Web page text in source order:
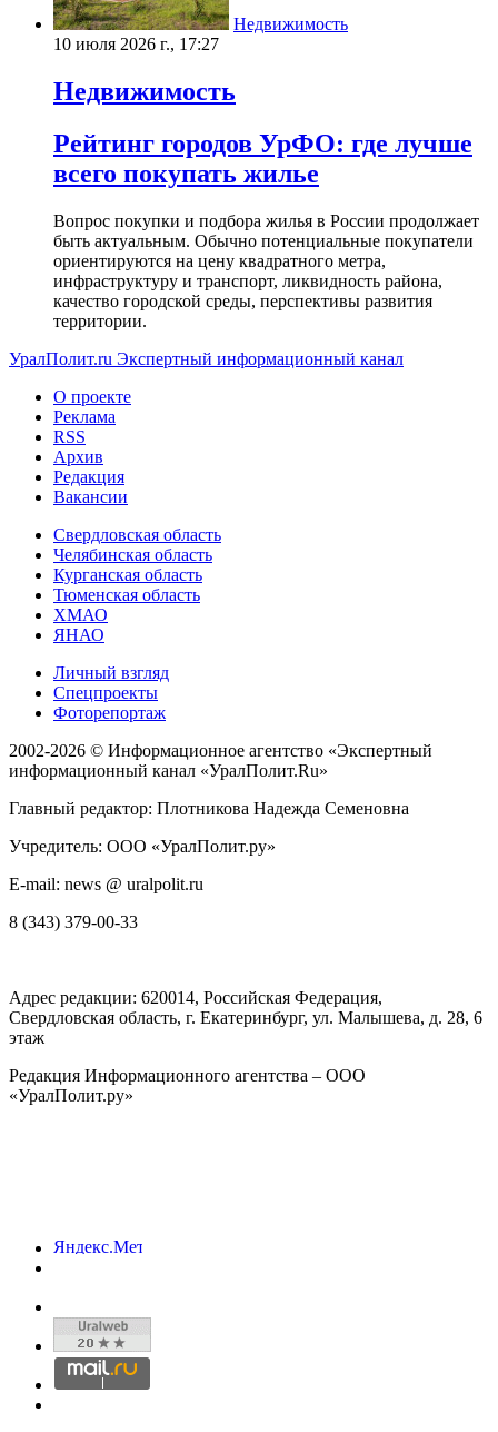
Недвижимость
10 июля 2026 г., 17:27
Недвижимость
Рейтинг городов УрФО: где лучше
всего покупать жилье
Вопрос покупки и подбора жилья в России продолжает
быть актуальным. Обычно потенциальные покупатели
ориентируются на цену квадратного метра,
инфраструктуру и транспорт, ликвидность района,
качество городской среды, перспективы развития
территории.
УралПолит.ru Экспертный информационный канал
О проекте
Реклама
RSS
Архив
Редакция
Вакансии
Свердловская область
Челябинская область
Курганская область
Тюменская область
ХМАО
ЯНАО
Личный взгляд
Спецпроекты
Фоторепортаж
2002-2026 © Информационное агентство «Экспертный
информационный канал «УралПолит.Ru»
Главный редактор: Плотникова Надежда Семеновна
Учредитель: ООО «УралПолит.ру»
E-mail: news @ uralpolit.ru
8 (343) 379-00-33
Адрес редакции: 620014, Российская Федерация,
Свердловская область, г. Екатеринбург, ул. Малышева, д. 28, 6
этаж
Редакция Информационного агентства – ООО
«УралПолит.ру»